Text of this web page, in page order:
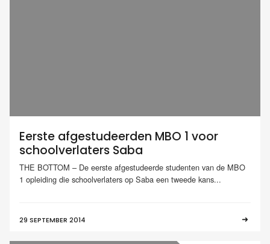
Eerste afgestudeerden MBO 1 voor
schoolverlaters Saba
THE BOTTOM – De eerste afgestudeerde studenten van de MBO
1 opleiding die schoolverlaters op Saba een tweede kans...
29 SEPTEMBER 2014